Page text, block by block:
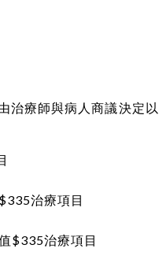
治療師與病人商議決定以
治療項目
$335治療項目